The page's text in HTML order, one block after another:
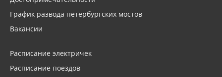
График развода петербургских мостов
Вакансии
Расписание электричек
Расписание поездов